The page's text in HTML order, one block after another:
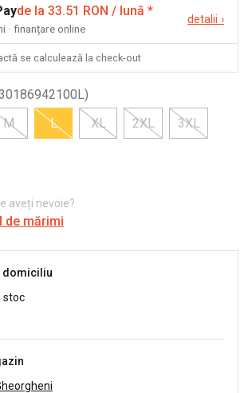
de la 33.51 RON / lună *
· finanțare online
detalii ›
se calculează la check-out
)
M L XL 2XL 3XL
aveți nevoie?
de mărimi
domiciliu
stoc